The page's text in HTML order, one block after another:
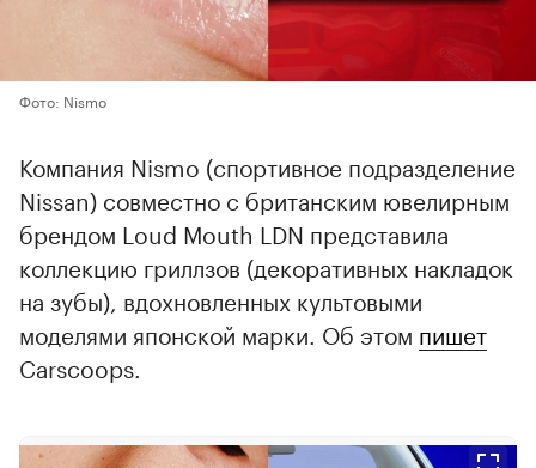
Фото: Nismo
Компания Nismo (спортивное подразделение
Nissan) совместно с британским ювелирным
брендом Loud Mouth LDN представила
коллекцию гриллзов (декоративных накладок
на зубы), вдохновленных культовыми
моделями японской марки. Об этом пишет
Carscoops.